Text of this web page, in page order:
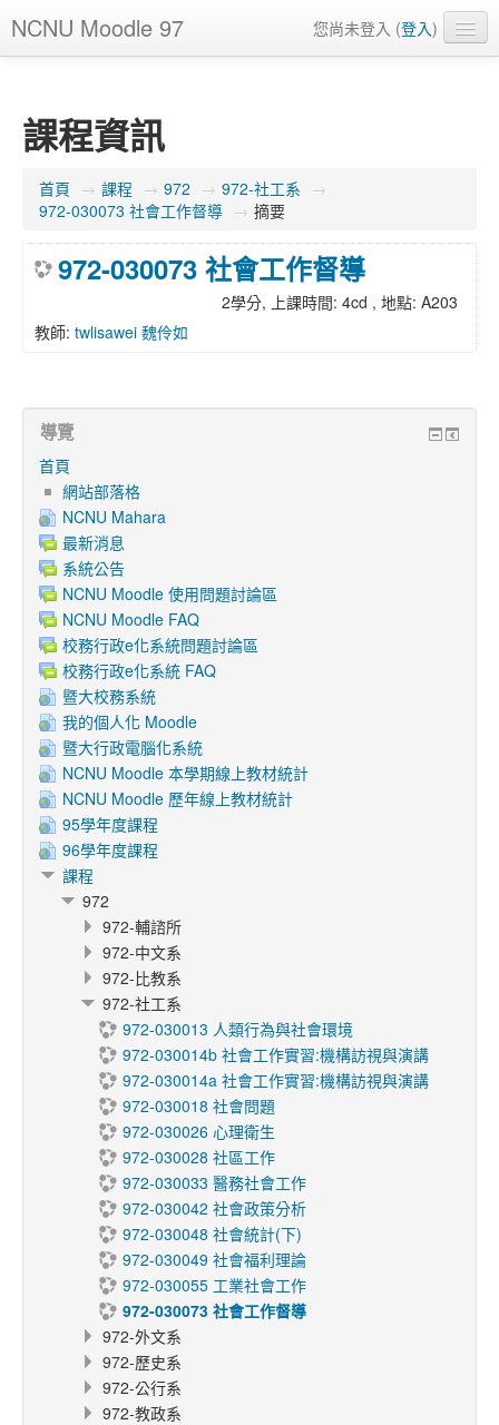
NCNU Moodle 97 您尚未登入 (登入)
課程資訊
首頁 → 課程 → 972 → 972-社工系 →
972-030073 社會工作督導 → 摘要
972-030073 社會工作督導
2學分, 上課時間: 4cd , 地點: A203
教師: twlisawei 魏伶如
導覽
首頁
網站部落格
NCNU Mahara
最新消息
系統公告
NCNU Moodle 使用問題討論區
NCNU Moodle FAQ
校務行政e化系統問題討論區
校務行政e化系統 FAQ
暨大校務系統
我的個人化 Moodle
暨大行政電腦化系統
NCNU Moodle 本學期線上教材統計
NCNU Moodle 歷年線上教材統計
95學年度課程
96學年度課程
課程
972
972-輔諮所
972-中文系
972-比教系
972-社工系
972-030013 人類行為與社會環境
972-030014b 社會工作實習:機構訪視與演講
972-030014a 社會工作實習:機構訪視與演講
972-030018 社會問題
972-030026 心理衛生
972-030028 社區工作
972-030033 醫務社會工作
972-030042 社會政策分析
972-030048 社會統計(下)
972-030049 社會福利理論
972-030055 工業社會工作
972-030073 社會工作督導
972-外文系
972-歷史系
972-公行系
972-教政系